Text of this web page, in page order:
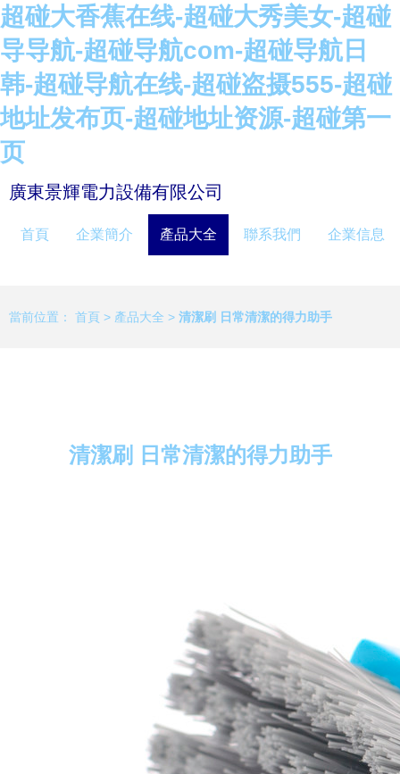
超碰大香蕉在线-超碰大秀美女-超碰
导导航-超碰导航com-超碰导航日
韩-超碰导航在线-超碰盗摄555-超碰
地址发布页-超碰地址资源-超碰第一
页
廣東景輝電力設備有限公司
首頁 企業簡介 產品大全 聯系我們 企業信息
當前位置： 首頁 > 產品大全 > 清潔刷 日常清潔的得力助手
清潔刷 日常清潔的得力助手